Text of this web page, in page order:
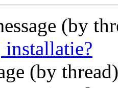
(by
(by